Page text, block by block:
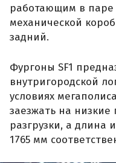
работающим в паре
механической
задний.
Фургоны SF1
внутригородской
условиях
заезжать на низкие
разгрузки, а длина
1765 мм